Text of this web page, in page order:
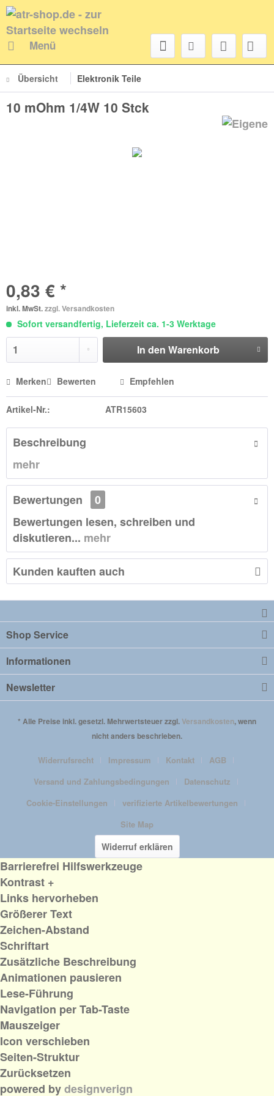
Menü
Übersicht Elektronik Teile
10 mOhm 1/4W 10 Stck
0,83 € *
inkl. MwSt.zzgl. Versandkosten
Sofort versandfertig, Lieferzeit ca. 1-3 Werktage
In den Warenkorb
Merken Bewerten Empfehlen
Artikel-Nr.: ATR15603
Beschreibung
mehr
Bewertungen
0
Bewertungen lesen, schreiben und
diskutieren... mehr
Kunden kauften auch
Shop Service
Informationen
Newsletter
* Alle Preise inkl. gesetzl. Mehrwertsteuer zzgl.Versandkosten, wenn
nicht anders beschrieben.
Widerrufsrecht Impressum Kontakt
AGB
Versand und Zahlungsbedingungen
Datenschutz
Cookie-Einstellungen
verifizierte Artikelbewertungen
Site Map
Widerruf erklären
Barrierefrei Hilfswerkzeuge
Kontrast +
Links hervorheben
Größerer Text
Zeichen-Abstand
Schriftart
Zusätzliche Beschreibung
Animationen pausieren
Lese-Führung
Navigation per Tab-Taste
Mauszeiger
Icon verschieben
Seiten-Struktur
Zurücksetzen
powered bydesignverign